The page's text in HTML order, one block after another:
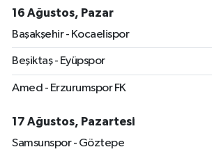
16 Ağustos, Pazar
Başakşehir - Kocaelispor
Beşiktaş - Eyüpspor
Amed - Erzurumspor FK
17 Ağustos, Pazartesi
Samsunspor - Göztepe